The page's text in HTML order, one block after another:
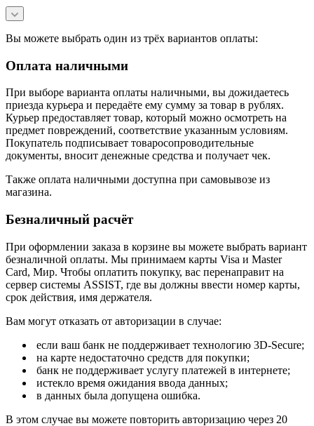
Вы можете выбрать один из трёх вариантов оплаты:
Оплата наличными
При выборе варианта оплаты наличными, вы дожидаетесь
приезда курьера и передаёте ему сумму за товар в рублях.
Курьер предоставляет товар, который можно осмотреть на
предмет повреждений, соответствие указанным условиям.
Покупатель подписывает товаросопроводительные
документы, вносит денежные средства и получает чек.
Также оплата наличными доступна при самовывозе из
магазина.
Безналичный расчёт
При оформлении заказа в корзине вы можете выбрать вариант
безналичной оплаты. Мы принимаем карты Visa и Master
Card, Мир. Чтобы оплатить покупку, вас перенаправит на
сервер системы ASSIST, где вы должны ввести номер карты,
срок действия, имя держателя.
Вам могут отказать от авторизации в случае:
если ваш банк не поддерживает технологию 3D-Secure;
на карте недостаточно средств для покупки;
банк не поддерживает услугу платежей в интернете;
истекло время ожидания ввода данных;
в данных была допущена ошибка.
В этом случае вы можете повторить авторизацию через 20